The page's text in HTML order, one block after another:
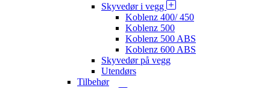
Skyvedør i vegg
Koblenz 400/ 450
Koblenz 500
Koblenz 500 ABS
Koblenz 600 ABS
Skyvedør på vegg
Utendørs
Tilbehør